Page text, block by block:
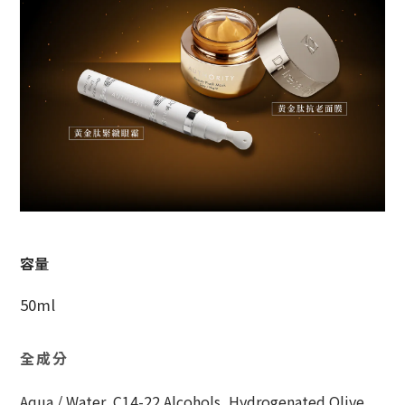
容量
50ml
全成分